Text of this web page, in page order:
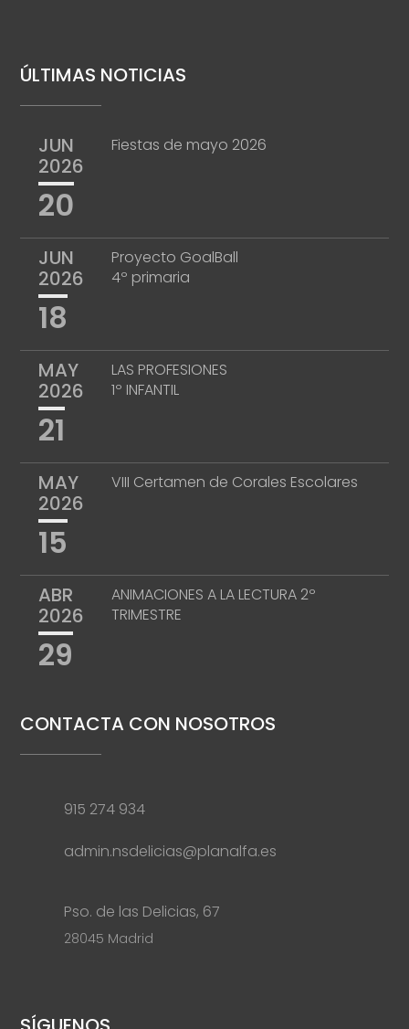
ÚLTIMAS NOTICIAS
JUN
2026
20
Fiestas de mayo 2026
JUN
2026
18
Proyecto GoalBall
4º primaria
MAY
2026
21
LAS PROFESIONES
1º INFANTIL
MAY
2026
15
VIII Certamen de Corales Escolares
ABR
2026
29
ANIMACIONES A LA LECTURA 2º
TRIMESTRE
CONTACTA CON NOSOTROS
915 274 934
admin.nsdelicias@planalfa.es
Pso. de las Delicias, 67
28045 Madrid